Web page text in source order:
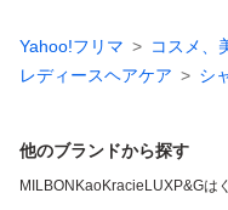
Yahoo!フリマ
コスメ、
レディースヘアケア
シ
他のブランドから探す
MILBON KaoKracie LUXP&Gは